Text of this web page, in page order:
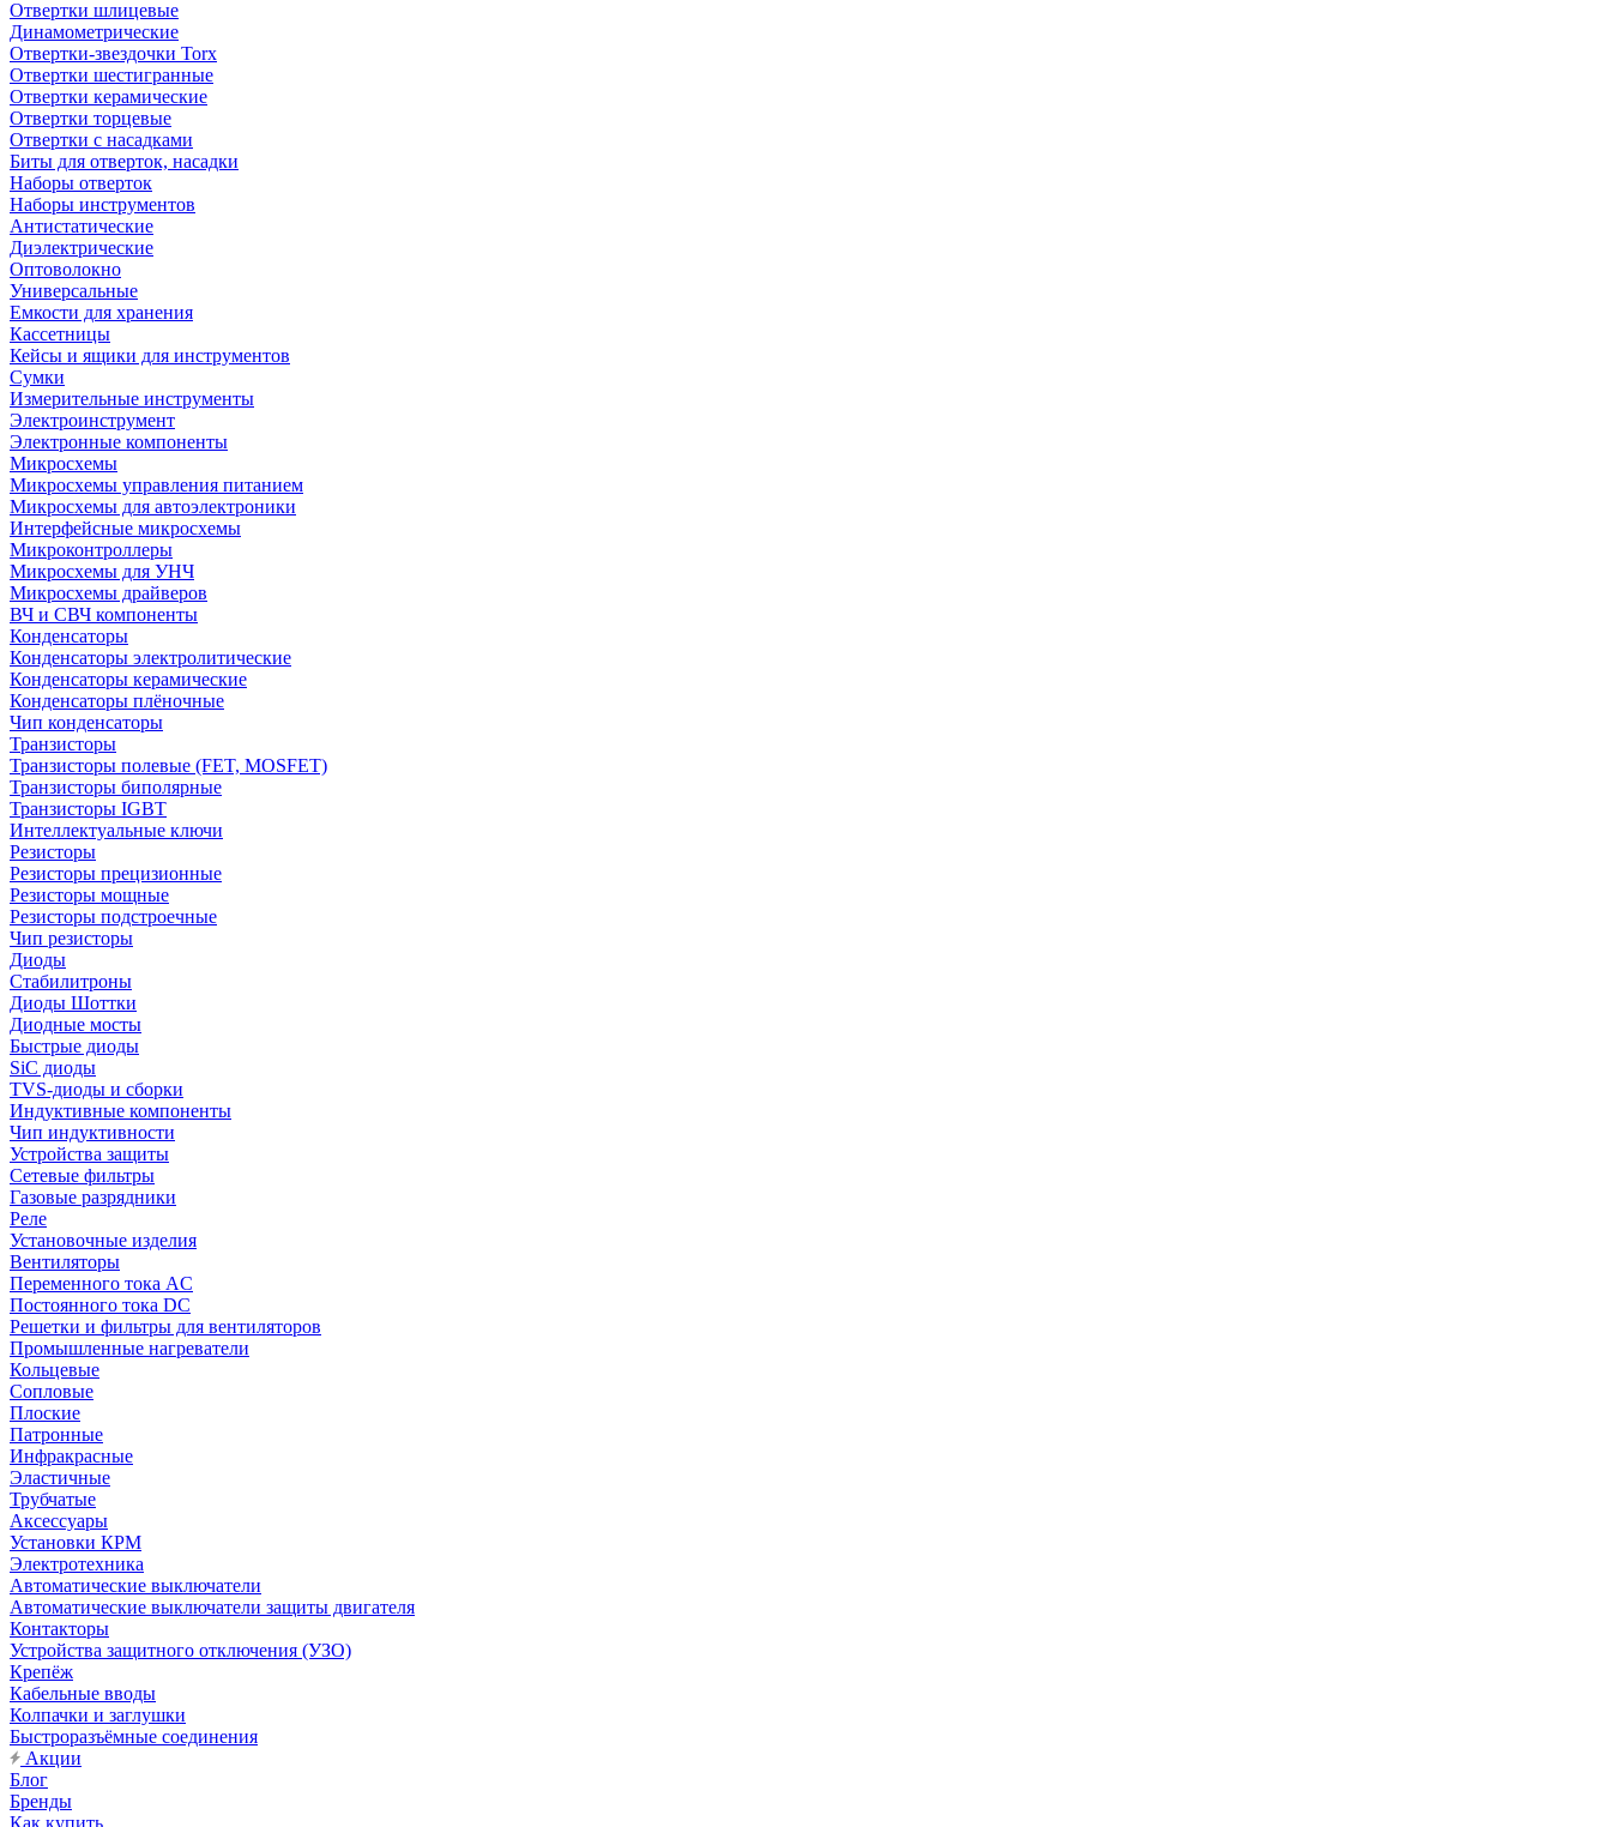
Отвертки шлицевые
Динамометрические
Отвертки-звездочки Torx
Отвертки шестигранные
Отвертки керамические
Отвертки торцевые
Отвертки с насадками
Биты для отверток, насадки
Наборы отверток
Наборы инструментов
Антистатические
Диэлектрические
Оптоволокно
Универсальные
Емкости для хранения
Кассетницы
Кейсы и ящики для инструментов
Сумки
Измерительные инструменты
Электроинструмент
Электронные компоненты
Микросхемы
Микросхемы управления питанием
Микросхемы для автоэлектроники
Интерфейсные микросхемы
Микроконтроллеры
Микросхемы для УНЧ
Микросхемы драйверов
ВЧ и СВЧ компоненты
Конденсаторы
Конденсаторы электролитические
Конденсаторы керамические
Конденсаторы плёночные
Чип конденсаторы
Транзисторы
Транзисторы полевые (FET, MOSFET)
Транзисторы биполярные
Транзисторы IGBT
Интеллектуальные ключи
Резисторы
Резисторы прецизионные
Резисторы мощные
Резисторы подстроечные
Чип резисторы
Диоды
Стабилитроны
Диоды Шоттки
Диодные мосты
Быстрые диоды
SiC диоды
TVS-диоды и сборки
Индуктивные компоненты
Чип индуктивности
Устройства защиты
Сетевые фильтры
Газовые разрядники
Реле
Установочные изделия
Вентиляторы
Переменного тока AC
Постоянного тока DC
Решетки и фильтры для вентиляторов
Промышленные нагреватели
Кольцевые
Сопловые
Плоские
Патронные
Инфракрасные
Эластичные
Трубчатые
Аксессуары
Установки КРМ
Электротехника
Автоматические выключатели
Автоматические выключатели защиты двигателя
Контакторы
Устройства защитного отключения (УЗО)
Крепёж
Кабельные вводы
Колпачки и заглушки
Быстроразъёмные соединения
Акции
Блог
Бренды
Как купить